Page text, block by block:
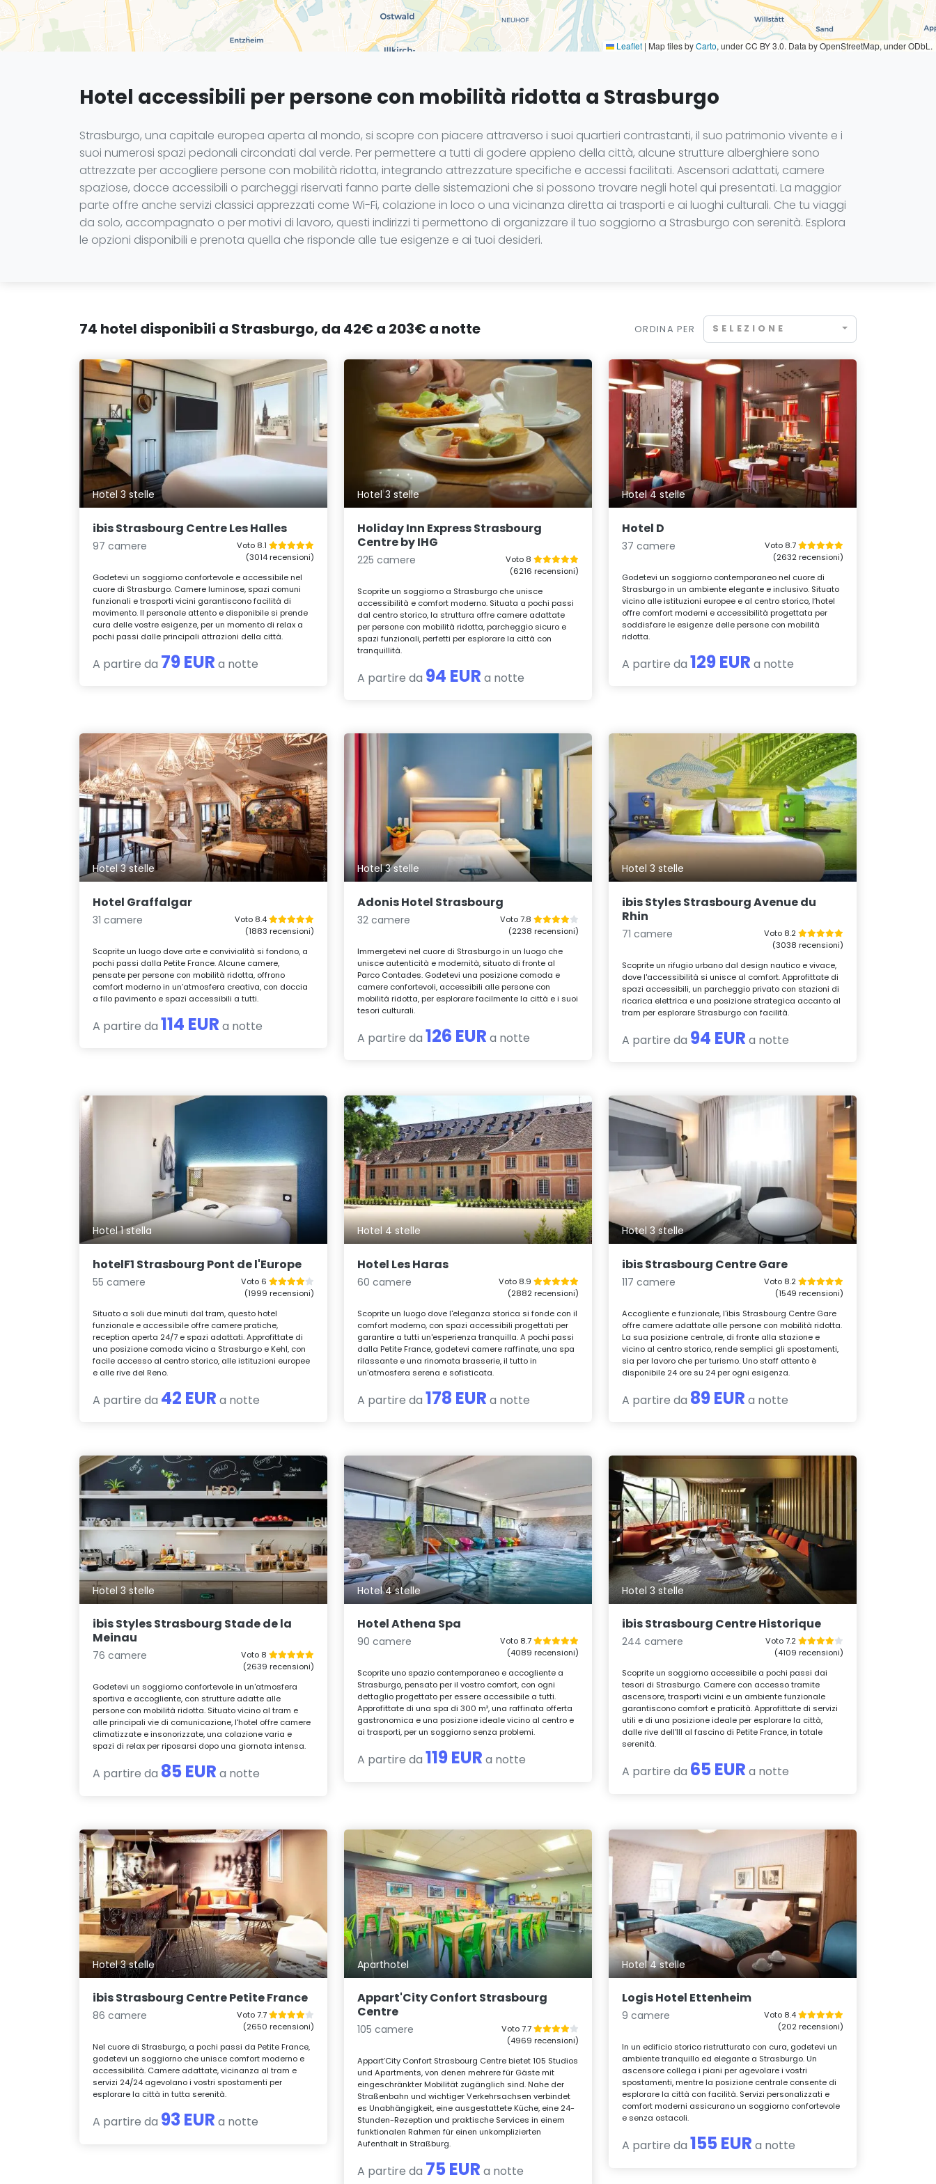
Leaflet | Map tiles byCarto, under CC BY 3.0. Data by OpenStreetMap, under ODbL.
Hotel accessibili per persone con mobilità ridotta a Strasburgo
Strasburgo, una capitale europea aperta al mondo, si scopre con piacere attraverso i suoi quartieri contrastanti, il suo patrimonio vivente e i
suoi numerosi spazi pedonali circondati dal verde. Per permettere a tutti di godere appieno della città, alcune strutture alberghiere sono
attrezzate per accogliere persone con mobilità ridotta, integrando attrezzature specifiche e accessi facilitati. Ascensori adattati, camere
spaziose, docce accessibili o parcheggi riservati fanno parte delle sistemazioni che si possono trovare negli hotel qui presentati. La maggior
parte offre anche servizi classici apprezzati come Wi-Fi, colazione in loco o una vicinanza diretta ai trasporti e ai luoghi culturali. Che tu viaggi
da solo, accompagnato o per motivi di lavoro, questi indirizzi ti permettono di organizzare il tuo soggiorno a Strasburgo con serenità. Esplora
le opzioni disponibili e prenota quella che risponde alle tue esigenze e ai tuoi desideri.
74 hotel disponibili a Strasburgo, da 42€ a 203€ a notte ORDINA PER SELEZIONE
Hotel 3 stelle
ibis Strasbourg Centre Les Halles
97 camere
Voto 8.1
(3014 recensioni)
Godetevi un soggiorno confortevole e accessibile nel
cuore di Strasburgo. Camere luminose, spazi comuni
funzionali e trasporti vicini garantiscono facilità di
movimento. Il personale attento e disponibile si prende
cura delle vostre esigenze, per un momento di relax a
pochi passi dalle principali attrazioni della città.
A partire da 79 EUR a notte
Hotel 3 stelle
Holiday Inn Express Strasbourg
Centre by IHG
225 camere
Voto 8
(6216 recensioni)
Scoprite un soggiorno a Strasburgo che unisce
accessibilità e comfort moderno. Situata a pochi passi
dal centro storico, la struttura offre camere adattate
per persone con mobilità ridotta, parcheggio sicuro e
spazi funzionali, perfetti per esplorare la città con
tranquillità.
A partire da 94 EUR a notte
Hotel 4 stelle
Hotel D
37 camere
Voto 8.7
(2632 recensioni)
Godetevi un soggiorno contemporaneo nel cuore di
Strasburgo in un ambiente elegante e inclusivo. Situato
vicino alle istituzioni europee e al centro storico, l’hotel
offre comfort moderni e accessibilità progettata per
soddisfare le esigenze delle persone con mobilità
ridotta.
A partire da 129 EUR a notte
Hotel 3 stelle
Hotel Graffalgar
31 camere
Voto 8.4
(1883 recensioni)
Scoprite un luogo dove arte e convivialità si fondono, a
pochi passi dalla Petite France. Alcune camere,
pensate per persone con mobilità ridotta, offrono
comfort moderno in un’atmosfera creativa, con doccia
a filo pavimento e spazi accessibili a tutti.
A partire da114 EUR a notte
Hotel 3 stelle
Adonis Hotel Strasbourg
32 camere
Voto 7.8
(2238 recensioni)
Immergetevi nel cuore di Strasburgo in un luogo che
unisce autenticità e modernità, situato di fronte al
Parco Contades. Godetevi una posizione comoda e
camere confortevoli, accessibili alle persone con
mobilità ridotta, per esplorare facilmente la città e i suoi
tesori culturali.
A partire da126 EUR a notte
Hotel 3 stelle
ibis Styles Strasbourg Avenue du
Rhin
71 camere
Voto 8.2
(3038 recensioni)
Scoprite un rifugio urbano dal design nautico e vivace,
dove l'accessibilità si unisce al comfort. Approfittate di
spazi accessibili, un parcheggio privato con stazioni di
ricarica elettrica e una posizione strategica accanto al
tram per esplorare Strasburgo con facilità.
A partire da 94 EUR a notte
Hotel 1 stella
hotelF1 Strasbourg Pont de l'Europe
55 camere
Voto 6
(1999 recensioni)
Situato a soli due minuti dal tram, questo hotel
funzionale e accessibile offre camere pratiche,
reception aperta 24/7 e spazi adattati. Approfittate di
una posizione comoda vicino a Strasburgo e Kehl, con
facile accesso al centro storico, alle istituzioni europee
e alle rive del Reno.
A partire da 42 EUR a notte
Hotel 4 stelle
Hotel Les Haras
60 camere
Voto 8.9
(2882 recensioni)
Scoprite un luogo dove l'eleganza storica si fonde con il
comfort moderno, con spazi accessibili progettati per
garantire a tutti un'esperienza tranquilla. A pochi passi
dalla Petite France, godetevi camere raffinate, una spa
rilassante e una rinomata brasserie, il tutto in
un'atmosfera serena e sofisticata.
A partire da178 EUR a notte
Hotel 3 stelle
ibis Strasbourg Centre Gare
117 camere
Voto 8.2
(1549 recensioni)
Accogliente e funzionale, l'ibis Strasbourg Centre Gare
offre camere adattate alle persone con mobilità ridotta.
La sua posizione centrale, di fronte alla stazione e
vicino al centro storico, rende semplici gli spostamenti,
sia per lavoro che per turismo. Uno staff attento è
disponibile 24 ore su 24 per ogni esigenza.
A partire da 89 EUR a notte
Hotel 3 stelle
ibis Styles Strasbourg Stade de la
Meinau
76 camere
Voto 8
(2639 recensioni)
Godetevi un soggiorno confortevole in un'atmosfera
sportiva e accogliente, con strutture adatte alle
persone con mobilità ridotta. Situato vicino al tram e
alle principali vie di comunicazione, l'hotel offre camere
climatizzate e insonorizzate, una colazione varia e
spazi di relax per riposarsi dopo una giornata intensa.
A partire da 85 EUR a notte
Hotel 4 stelle
Hotel Athena Spa
90 camere
Voto 8.7
(4089 recensioni)
Scoprite uno spazio contemporaneo e accogliente a
Strasburgo, pensato per il vostro comfort, con ogni
dettaglio progettato per essere accessibile a tutti.
Approfittate di una spa di 300 m², una raffinata offerta
gastronomica e una posizione ideale vicino al centro e
ai trasporti, per un soggiorno senza problemi.
A partire da 119 EUR a notte
Hotel 3 stelle
ibis Strasbourg Centre Historique
244 camere
Voto 7.2
(4109 recensioni)
Scoprite un soggiorno accessibile a pochi passi dai
tesori di Strasburgo. Camere con accesso tramite
ascensore, trasporti vicini e un ambiente funzionale
garantiscono comfort e praticità. Approfittate di servizi
utili e di una posizione ideale per esplorare la città,
dalle rive dell'Ill al fascino di Petite France, in totale
serenità.
A partire da 65 EUR a notte
Hotel 3 stelle
ibis Strasbourg Centre Petite France
86 camere
Voto 7.7
(2650 recensioni)
Nel cuore di Strasburgo, a pochi passi da Petite France,
godetevi un soggiorno che unisce comfort moderno e
accessibilità. Camere adattate, vicinanza al tram e
servizi 24/24 agevolano i vostri spostamenti per
esplorare la città in tutta serenità.
A partire da 93 EUR a notte
Aparthotel
Appart'City Confort Strasbourg
Centre
105 camere
Voto 7.7
(4969 recensioni)
Appart’City Confort Strasbourg Centre bietet 105 Studios
und Apartments, von denen mehrere für Gäste mit
eingeschränkter Mobilität zugänglich sind. Nahe der
Straßenbahn und wichtiger Verkehrsachsen verbindet
es Unabhängigkeit, eine ausgestattete Küche, eine 24-
Stunden-Rezeption und praktische Services in einem
funktionalen Rahmen für einen unkomplizierten
Aufenthalt in Straßburg.
A partire da 75 EUR a notte
Hotel 4 stelle
Logis Hotel Ettenheim
9 camere
Voto 8.4
(202 recensioni)
In un edificio storico ristrutturato con cura, godetevi un
ambiente tranquillo ed elegante a Strasburgo. Un
ascensore collega i piani per agevolare i vostri
spostamenti, mentre la posizione centrale consente di
esplorare la città con facilità. Servizi personalizzati e
comfort moderni assicurano un soggiorno confortevole
e senza ostacoli.
A partire da 155 EUR a notte